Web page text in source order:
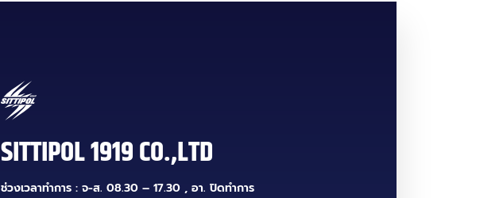
SITTIPOL 1919 CO.,LTD
ช่วงเวลาทำการ : จ-ส. 08.30 – 17.30 , อา. ปิดทำการ